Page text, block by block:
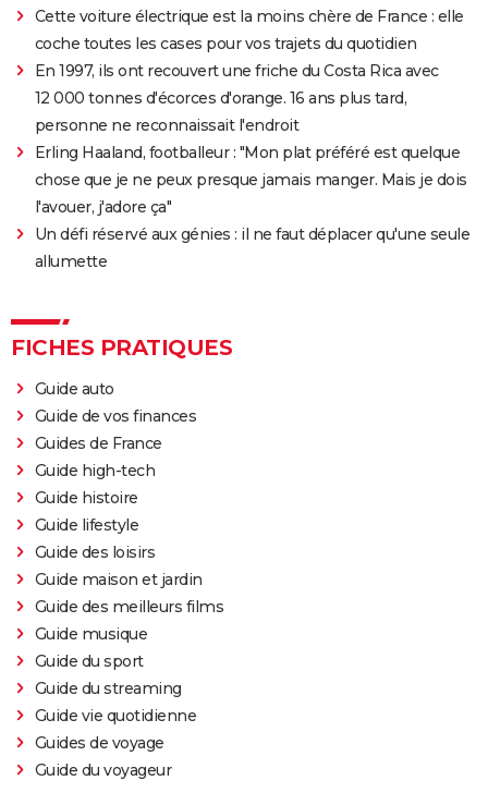
Cette voiture électrique est la moins chère de France : elle
coche toutes les cases pour vos trajets du quotidien
En 1997, ils ont recouvert une friche du Costa Rica avec
12 000 tonnes d'écorces d'orange. 16 ans plus tard,
personne ne reconnaissait l'endroit
Erling Haaland, footballeur : "Mon plat préféré est quelque
chose que je ne peux presque jamais manger. Mais je dois
l'avouer, j'adore ça"
Un défi réservé aux génies : il ne faut déplacer qu'une seule
allumette
FICHES PRATIQUES
Guide auto
Guide de vos finances
Guides de France
Guide high-tech
Guide histoire
Guide lifestyle
Guide des loisirs
Guide maison et jardin
Guide des meilleurs films
Guide musique
Guide du sport
Guide du streaming
Guide vie quotidienne
Guides de voyage
Guide du voyageur